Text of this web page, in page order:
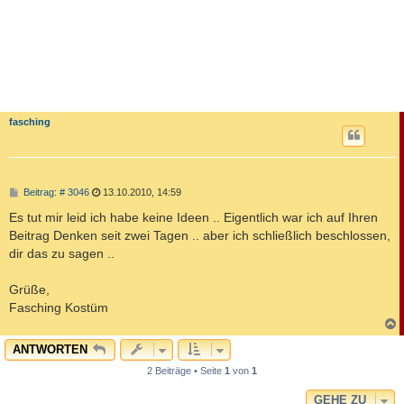
fasching
Beitrag: # 3046B
r
a
g
13.10.2010, 14:59
Es tut mir leid ich habe keine Ideen .. Eigentlich war ich auf Ihren
Beitrag Denken seit zwei Tagen .. aber ich schließlich beschlossen,
dir das zu sagen ..
Grüße,
Fasching Kostüm
a
ANTWORTEN
2 Beiträge • Seite 1 von 1
GEHE ZU